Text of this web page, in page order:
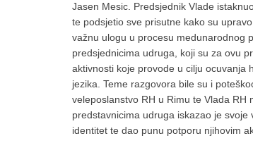
Jasen Mesic. Predsjednik Vlade
te podsjetio sve prisutne kako su
važnu ulogu u procesu medunarodnog
predsjednicima udruga, koji su za ovu
aktivnosti koje provode u cilju ocuvanja
jezika. Teme razgovora bile su i
veleposlanstvo RH u Rimu te Vlada
predstavnicima udruga iskazao je
identitet te dao punu potporu njihovim